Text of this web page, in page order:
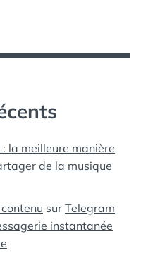
: la meilleure manière
de la musique
sur Telegram
instantanée